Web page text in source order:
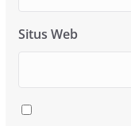
Situs Web